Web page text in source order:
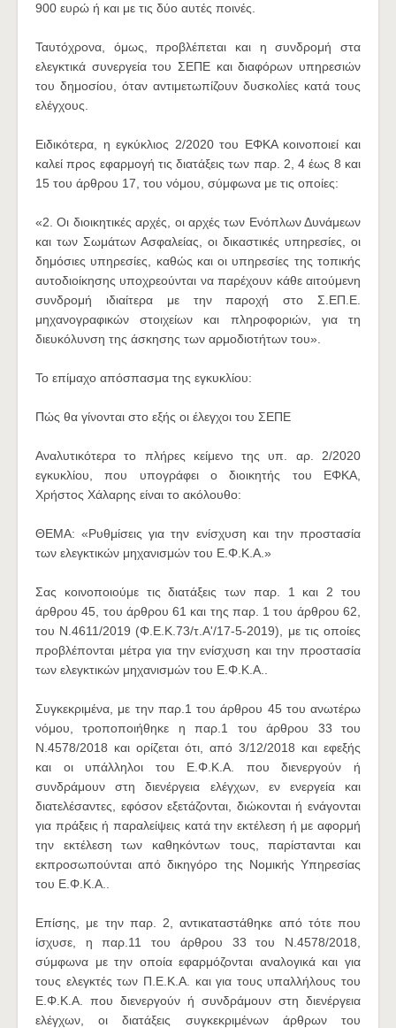
900 ευρώ ή και με τις δύο αυτές ποινές.
Ταυτόχρονα, όμως, προβλέπεται και η συνδρομή στα
ελεγκτικά συνεργεία του ΣΕΠΕ και διαφόρων υπηρεσιών
του δημοσίου, όταν αντιμετωπίζουν δυσκολίες κατά τους
ελέγχους.
Ειδικότερα, η εγκύκλιος 2/2020 του ΕΦΚΑ κοινοποιεί και
καλεί προς εφαρμογή τις διατάξεις των παρ. 2, 4 έως 8 και
15 του άρθρου 17, του νόμου, σύμφωνα με τις οποίες:
«2. Οι διοικητικές αρχές, οι αρχές των Ενόπλων Δυνάμεων
και των Σωμάτων Ασφαλείας, οι δικαστικές υπηρεσίες, οι
δημόσιες υπηρεσίες, καθώς και οι υπηρεσίες της τοπικής
αυτοδιοίκησης υποχρεούνται να παρέχουν κάθε αιτούμενη
συνδρομή ιδιαίτερα με την παροχή στο Σ.ΕΠ.Ε.
μηχανογραφικών στοιχείων και πληροφοριών, για τη
διευκόλυνση της άσκησης των αρμοδιοτήτων του».
Το επίμαχο απόσπασμα της εγκυκλίου:
Πώς θα γίνονται στο εξής οι έλεγχοι του ΣΕΠΕ
Αναλυτικότερα το πλήρες κείμενο της υπ. αρ. 2/2020
εγκυκλίου, που υπογράφει ο διοικητής του ΕΦΚΑ,
Χρήστος Χάλαρης είναι το ακόλουθο:
ΘΕΜΑ: «Ρυθμίσεις για την ενίσχυση και την προστασία
των ελεγκτικών μηχανισμών του Ε.Φ.Κ.Α.»
Σας κοινοποιούμε τις διατάξεις των παρ. 1 και 2 του
άρθρου 45, του άρθρου 61 και της παρ. 1 του άρθρου 62,
του Ν.4611/2019 (Φ.Ε.Κ.73/τ.Α'/17-5-2019), με τις οποίες
προβλέπονται μέτρα για την ενίσχυση και την προστασία
των ελεγκτικών μηχανισμών του Ε.Φ.Κ.Α..
Συγκεκριμένα, με την παρ.1 του άρθρου 45 του ανωτέρω
νόμου, τροποποιήθηκε η παρ.1 του άρθρου 33 του
Ν.4578/2018 και ορίζεται ότι, από 3/12/2018 και εφεξής
και οι υπάλληλοι του Ε.Φ.Κ.Α. που διενεργούν ή
συνδράμουν στη διενέργεια ελέγχων, εν ενεργεία και
διατελέσαντες, εφόσον εξετάζονται, διώκονται ή ενάγονται
για πράξεις ή παραλείψεις κατά την εκτέλεση ή με αφορμή
την εκτέλεση των καθηκόντων τους, παρίστανται και
εκπροσωπούνται από δικηγόρο της Νομικής Υπηρεσίας
του Ε.Φ.Κ.Α..
Επίσης, με την παρ. 2, αντικαταστάθηκε από τότε που
ίσχυσε, η παρ.11 του άρθρου 33 του Ν.4578/2018,
σύμφωνα με την οποία εφαρμόζονται αναλογικά και για
τους ελεγκτές των Π.Ε.Κ.Α. και για τους υπαλλήλους του
Ε.Φ.Κ.Α. που διενεργούν ή συνδράμουν στη διενέργεια
ελέγχων, οι διατάξεις συγκεκριμένων άρθρων του